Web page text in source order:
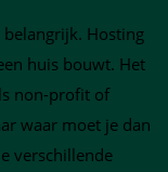
Hosting
huis bouwt. Het
non-profit of
waar moet je dan
verschillende